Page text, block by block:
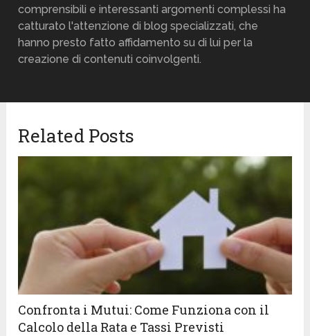
comprensibili e interessanti argomenti complessi ha
catturato l'attenzione di blog specializzati, che
hanno presto fatto affidamento su di lui per la
creazione di contenuti coinvolgenti.
Related Posts
Confronta i Mutui: Come Funziona con il
Calcolo della Rata e Tassi Previsti